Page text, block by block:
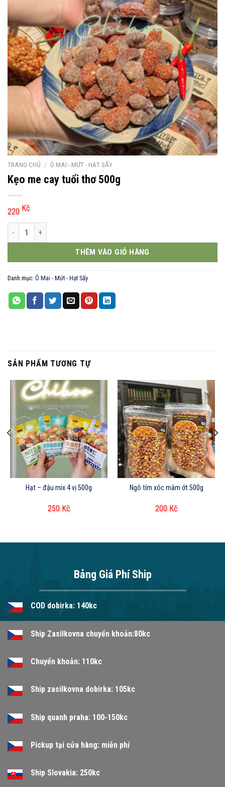
TRANG CHỦ / Ô MAI - MỨT - HẠT SẤY
Kẹo me cay tuổi thơ 500g
220 Kč
Kẹo me cay tuổi thơ 500g số lượng
THÊM VÀO GIỎ HÀNG
Danh mục: Ô Mai - Mứt - Hạt Sấy
SẢN PHẨM TƯƠNG TỰ
Hạt – đậu mix 4 vị 500g
250 Kč
Ngô tím xóc mắm ớt 500g
200 Kč
Bảng Giá Phí Ship
COD dobirka: 140kc
Ship Zasilkovna chuyển khoản:80kc
Chuyển khoản: 110kc
Ship zasilkovna dobirka: 105kc
Ship quanh praha: 100-150kc
Pickup tại cửa hàng: miễn phí
Ship Slovakia: 250kc